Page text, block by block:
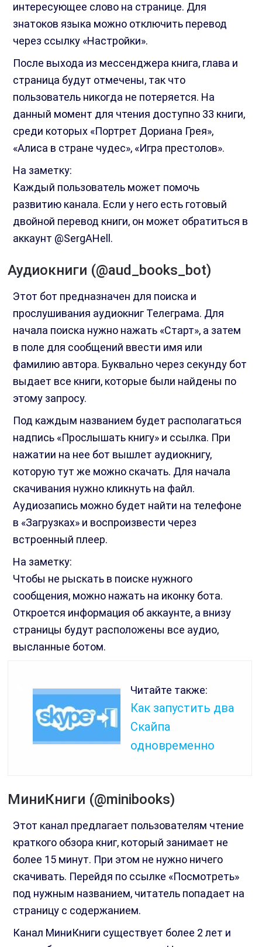
интересующее слово на странице. Для
знатоков языка можно отключить перевод
через ссылку «Настройки».
После выхода из мессенджера книга, глава и
страница будут отмечены, так что
пользователь никогда не потеряется. На
данный момент для чтения доступно 33 книги,
среди которых «Портрет Дориана Грея»,
«Алиса в стране чудес», «Игра престолов».
На заметку:
Каждый пользователь может помочь
развитию канала. Если у него есть готовый
двойной перевод книги, он может обратиться в
аккаунт @SergAHell.
Аудиокниги (@aud_books_bot)
Этот бот предназначен для поиска и
прослушивания аудиокниг Телеграма. Для
начала поиска нужно нажать «Старт», а затем
в поле для сообщений ввести имя или
фамилию автора. Буквально через секунду бот
выдает все книги, которые были найдены по
этому запросу.
Под каждым названием будет располагаться
надпись «Прослышать книгу» и ссылка. При
нажатии на нее бот вышлет аудиокнигу,
которую тут же можно скачать. Для начала
скачивания нужно кликнуть на файл.
Аудиозапись можно будет найти на телефоне
в «Загрузках» и воспроизвести через
встроенный плеер.
На заметку:
Чтобы не рыскать в поиске нужного
сообщения, можно нажать на иконку бота.
Откроется информация об аккаунте, а внизу
страницы будут расположены все аудио,
высланные ботом.
Читайте также:
Как запустить два
Скайпа
одновременно
МиниКниги (@minibooks)
Этот канал предлагает пользователям чтение
краткого обзора книг, который занимает не
более 15 минут. При этом не нужно ничего
скачивать. Перейдя по ссылке «Посмотреть»
под нужным названием, читатель попадает на
страницу с содержанием.
Канал МиниКниги существует более 2 лет и